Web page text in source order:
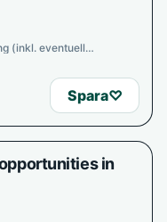
(inkl. eventuell
Spara♡
in